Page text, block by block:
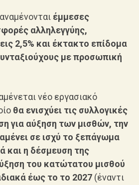
έμμεσες
αλληλεγγύης,
2,5% και έκτακτο επίδομα
με προσωπική
νέο εργασιακό
θα ενισχύει τις συλλογικές
για αύξηση των μισθών, την
σε ισχύ το ξεπάγωμα
και η δέσμευση της
του κατώτατου μισθού
έως το το 2027 (έναντι